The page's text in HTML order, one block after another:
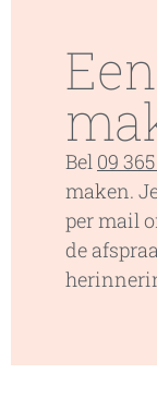
Bel 09
maken.
per mail
de